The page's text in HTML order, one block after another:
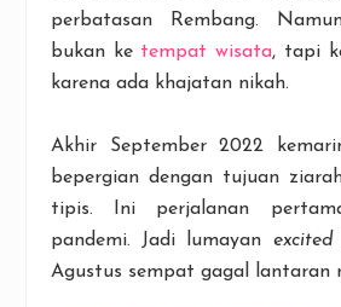
perbatasan Rembang.
bukan ke tempat wisata, tapi
karena ada khajatan nikah.
Akhir September 2022
bepergian dengan tujuan
tipis. Ini perjalanan
pandemi. Jadi lumayan excited
Agustus sempat gagal lantaran